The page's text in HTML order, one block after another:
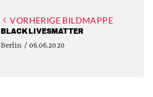
VORHERIGE BILDMAPPE
BLACKLIVESMATTER
Berlin / 06.06.2020